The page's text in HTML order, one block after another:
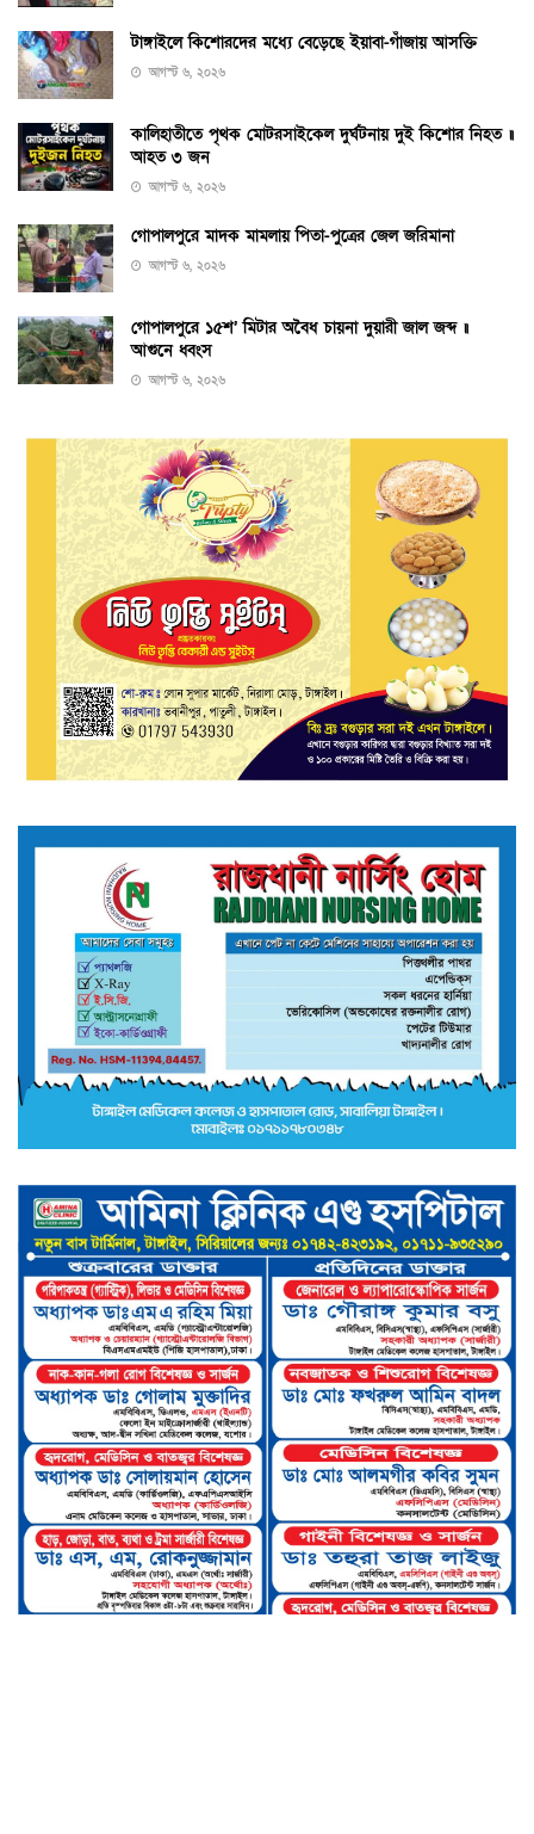
টাঙ্গাইলে কিশোরদের মধ্যে বেড়েছে ইয়াবা-গাঁজায় আসক্তি
আগস্ট ৬, ২০২৬
কালিহাতীতে পৃথক মোটরসাইকেল দুর্ঘটনায় দুই কিশোর নিহত ॥
আহত ৩ জন
আগস্ট ৬, ২০২৬
গোপালপুরে মাদক মামলায় পিতা-পুত্রের জেল জরিমানা
আগস্ট ৬, ২০২৬
গোপালপুরে ১৫শ’ মিটার অবৈধ চায়না দুয়ারী জাল জব্দ ॥
আগুনে ধ্বংস
আগস্ট ৬, ২০২৬